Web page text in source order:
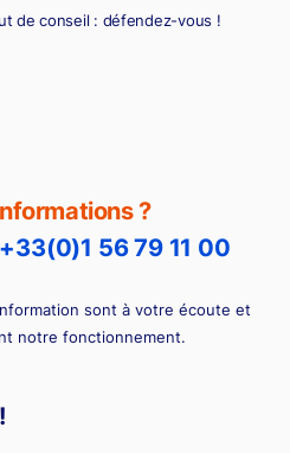
?
56 79 11 00
sont à votre écoute et
notre fonctionnement.
de conseil : défendez-vous !